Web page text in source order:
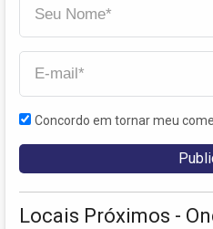
Concordo em tornar meu
Locais Próximos -